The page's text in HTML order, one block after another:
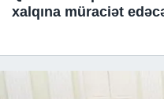
xalqına müraciət